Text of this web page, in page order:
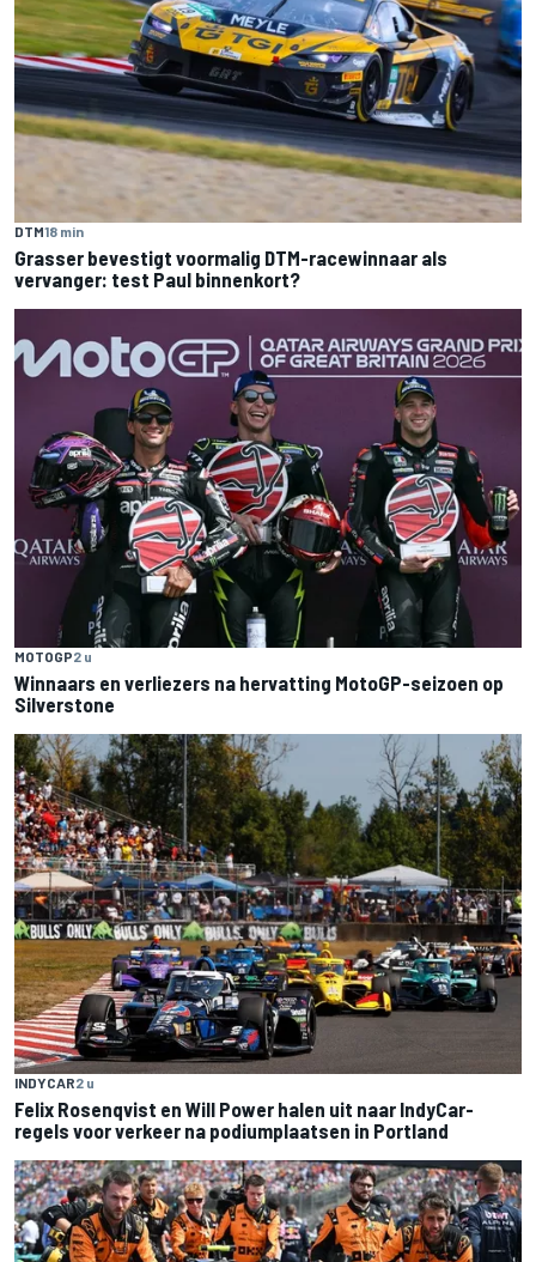
DTM18 min
Grasser bevestigt voormalig DTM-racewinnaar als
vervanger: test Paul binnenkort?
MOTOGP2 u
Winnaars en verliezers na hervatting MotoGP-seizoen op
Silverstone
INDYCAR2 u
Felix Rosenqvist en Will Power halen uit naar IndyCar-
regels voor verkeer na podiumplaatsen in Portland